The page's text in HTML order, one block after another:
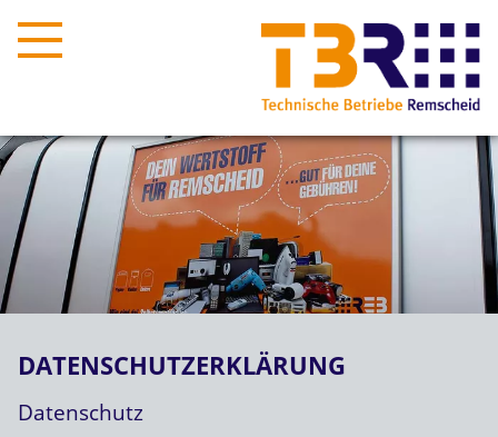
DATENSCHUTZERKLÄRUNG
Datenschutz